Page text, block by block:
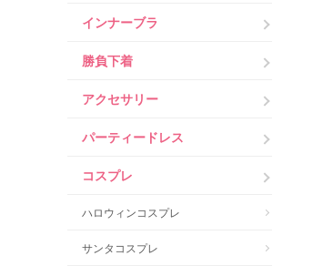
インナーブラ
勝負下着
アクセサリー
パーティードレス
コスプレ
ハロウィンコスプレ
サンタコスプレ